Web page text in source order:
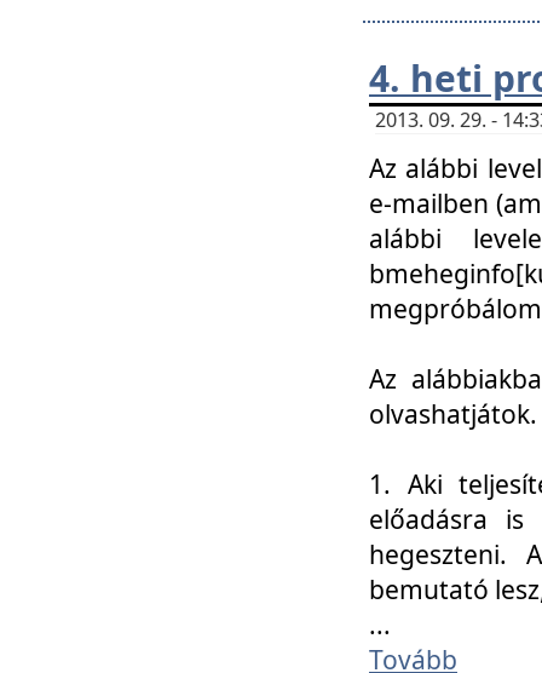
4. heti
2013. 09. 29. -
Az alábbi
e-mailben
alábbi
Az
olvashatjátok.
1. Aki
előadásra
hegeszteni.
bemutató
...
Tovább